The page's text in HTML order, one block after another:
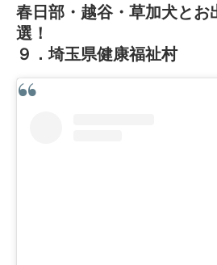
春日部・越谷・草加犬とお
選！
９．埼玉県健康福祉村